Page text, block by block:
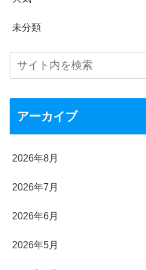
未分類
アーカイブ
2026年8月
2026年7月
2026年6月
2026年5月